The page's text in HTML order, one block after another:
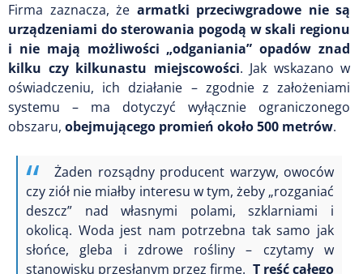
Firma zaznacza, że armatki przeciwgradowe nie są
urządzeniami do sterowania pogodą w skali regionu
i nie mają możliwości „odganiania” opadów znad
kilku czy kilkunastu miejscowości. Jak wskazano w
oświadczeniu, ich działanie – zgodnie z założeniami
systemu – ma dotyczyć wyłącznie ograniczonego
obszaru, obejmującego promień około 500 metrów.
Żaden rozsądny producent warzyw, owoców
czy ziół nie miałby interesu w tym, żeby „rozganiać
deszcz” nad własnymi polami, szklarniami i
okolicą. Woda jest nam potrzebna tak samo jak
słońce, gleba i zdrowe rośliny – czytamy w
stanowisku przesłanym przez firmę. T reść całego